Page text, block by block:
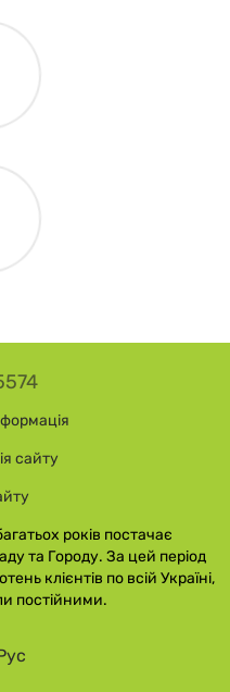
сайту
років постачає
та Городу. За цей період
клієнтів по всій Україні,
постійними.